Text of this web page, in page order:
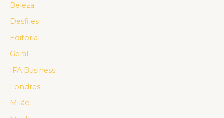
Beleza
Desfiles
Editorial
Geral
IFA Business
Londres
Milão